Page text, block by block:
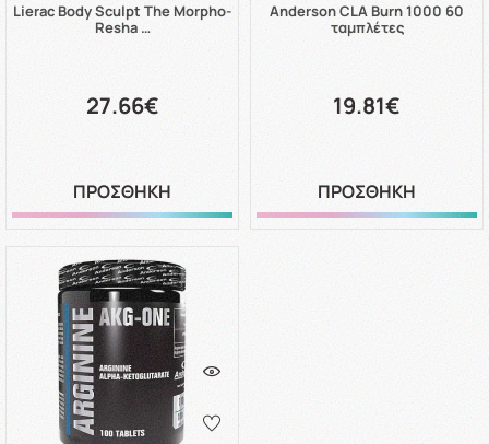
Lierac Body Sculpt The Morpho-
Resha …
27.66€
ΠΡΟΣΘΗΚΗ
Anderson CLA Burn 1000 60
ταμπλέτες
19.81€
ΠΡΟΣΘΗΚΗ